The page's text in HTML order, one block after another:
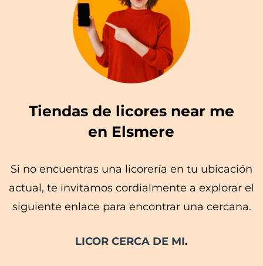
Tiendas de licores near me
en Elsmere
Si no encuentras una licorería en tu ubicación
actual, te invitamos cordialmente a explorar el
siguiente enlace para encontrar una cercana.
LICOR CERCA DE MI.